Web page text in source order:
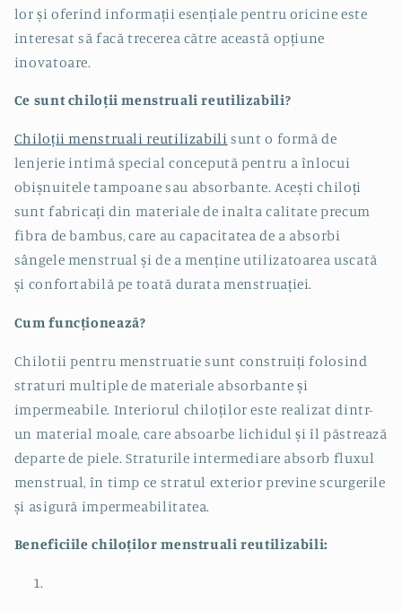
lor și oferind informații esențiale pentru oricine este
interesat să facă trecerea către această opțiune
inovatoare.
Ce sunt chiloții menstruali reutilizabili?
Chiloții menstruali reutilizabili sunt o formă de
lenjerie intimă special concepută pentru a înlocui
obișnuitele tampoane sau absorbante. Acești chiloți
sunt fabricați din materiale de inalta calitate precum
fibra de bambus, care au capacitatea de a absorbi
sângele menstrual și de a menține utilizatoarea uscată
și confortabilă pe toată durata menstruației.
Cum funcționează?
Chilotii pentru menstruatie sunt construiți folosind
straturi multiple de materiale absorbante și
impermeabile. Interiorul chiloților este realizat dintr-
un material moale, care absoarbe lichidul și îl păstrează
departe de piele. Straturile intermediare absorb fluxul
menstrual, în timp ce stratul exterior previne scurgerile
și asigură impermeabilitatea.
Beneficiile chiloților menstruali reutilizabili: